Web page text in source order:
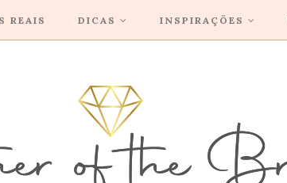
REAIS DICAS INSPIRAÇÕES